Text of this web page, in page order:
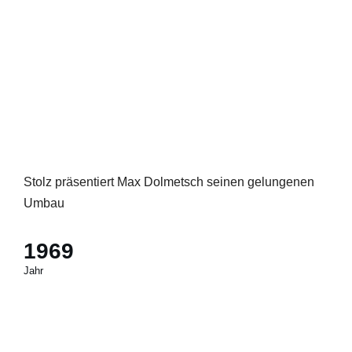
Stolz präsentiert Max Dolmetsch seinen gelungenen
Umbau
1969
Jahr